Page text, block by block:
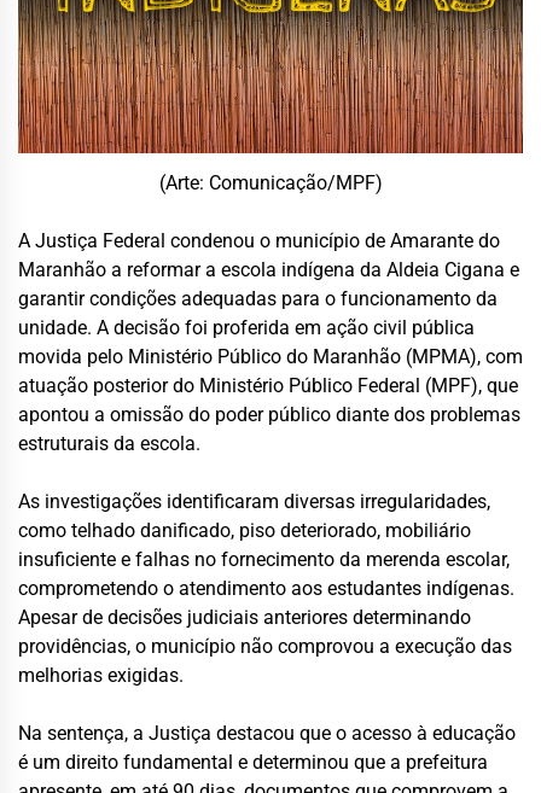
(Arte: Comunicação/MPF)
A Justiça Federal condenou o município de Amarante do
Maranhão a reformar a escola indígena da Aldeia Cigana e
garantir condições adequadas para o funcionamento da
unidade. A decisão foi proferida em ação civil pública
movida pelo Ministério Público do Maranhão (MPMA), com
atuação posterior do Ministério Público Federal (MPF), que
apontou a omissão do poder público diante dos problemas
estruturais da escola.
As investigações identificaram diversas irregularidades,
como telhado danificado, piso deteriorado, mobiliário
insuficiente e falhas no fornecimento da merenda escolar,
comprometendo o atendimento aos estudantes indígenas.
Apesar de decisões judiciais anteriores determinando
providências, o município não comprovou a execução das
melhorias exigidas.
Na sentença, a Justiça destacou que o acesso à educação
é um direito fundamental e determinou que a prefeitura